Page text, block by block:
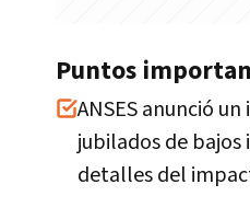
Puntos
ANSES anunció
jubilados de bajos
detalles del